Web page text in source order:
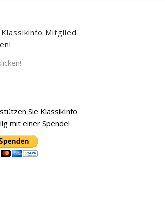
Mitglied
Sie KlassikInfo
mit einer Spende!